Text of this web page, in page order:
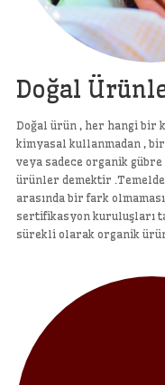
Doğal
Doğal ürün , her hangi bir
kimyasal kullanmadan ,
veya sadece organik
ürünler demektir
arasında bir fark
sertifikasyon kuruluşları
sürekli olarak organik